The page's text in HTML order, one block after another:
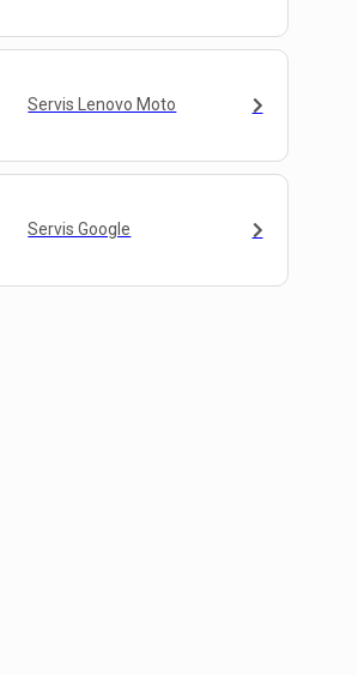
Servis Lenovo Moto
Servis Google